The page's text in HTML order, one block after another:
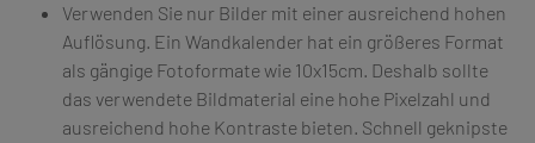
Verwenden Sie nur Bilder mit einer ausreichend hohen
Auflösung. Ein Wandkalender hat ein größeres Format
als gängige Fotoformate wie 10x15cm. Deshalb sollte
das verwendete Bildmaterial eine hohe Pixelzahl und
ausreichend hohe Kontraste bieten. Schnell geknipste